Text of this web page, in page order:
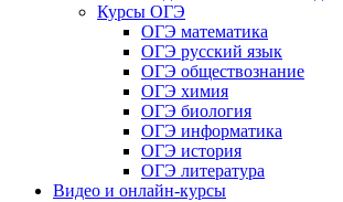
Курсы ОГЭ
ОГЭ математика
ОГЭ русский язык
ОГЭ обществознание
ОГЭ химия
ОГЭ биология
ОГЭ информатика
ОГЭ история
ОГЭ литература
Видео и онлайн-курсы